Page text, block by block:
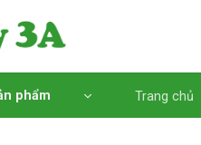
phẩm Trang chủ